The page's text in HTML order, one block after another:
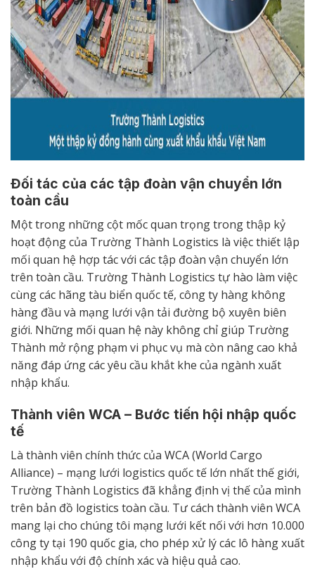
Đối tác của các tập đoàn vận chuyển lớn
toàn cầu
Một trong những cột mốc quan trọng trong thập kỷ
hoạt động của Trường Thành Logistics là việc thiết lập
mối quan hệ hợp tác với các tập đoàn vận chuyển lớn
trên toàn cầu. Trường Thành Logistics tự hào làm việc
cùng các hãng tàu biển quốc tế, công ty hàng không
hàng đầu và mạng lưới vận tải đường bộ xuyên biên
giới. Những mối quan hệ này không chỉ giúp Trường
Thành mở rộng phạm vi phục vụ mà còn nâng cao khả
năng đáp ứng các yêu cầu khắt khe của ngành xuất
nhập khẩu.
Thành viên WCA – Bước tiến hội nhập quốc
tế
Là thành viên chính thức của WCA (World Cargo
Alliance) – mạng lưới logistics quốc tế lớn nhất thế giới,
Trường Thành Logistics đã khẳng định vị thế của mình
trên bản đồ logistics toàn cầu. Tư cách thành viên WCA
mang lại cho chúng tôi mạng lưới kết nối với hơn 10.000
công ty tại 190 quốc gia, cho phép xử lý các lô hàng xuất
nhập khẩu với độ chính xác và hiệu quả cao.